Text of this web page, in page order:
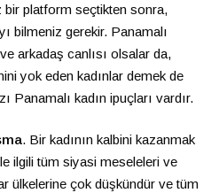
bir platform seçtikten sonra,
bilmeniz gerekir. Panamalı
arkadaş canlısı olsalar da,
yok eden kadınlar demek de
Panamalı kadın ipuçları vardır.
. Bir kadının kalbini kazanmak
ilgili tüm siyasi meseleleri ve
ülkelerine çok düşkündür ve tüm